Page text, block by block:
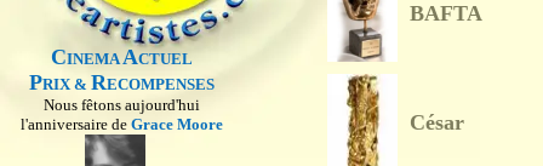
CINEMAACTUEL
PRIX & RECOMPENSES
Nous fêtons aujourd'hui
l'anniversaire de Grace Moore
BAFTA
César